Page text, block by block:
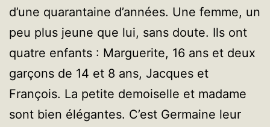
d’une quarantaine d’années. Une femme, un
peu plus jeune que lui, sans doute. Ils ont
quatre enfants : Marguerite, 16 ans et deux
garçons de 14 et 8 ans, Jacques et
François. La petite demoiselle et madame
sont bien élégantes. C’est Germaine leur